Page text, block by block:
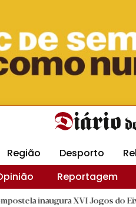
Revista Minha Gráfica DM
Região Desporto
Reportagem
XVI Jogos do Eixo